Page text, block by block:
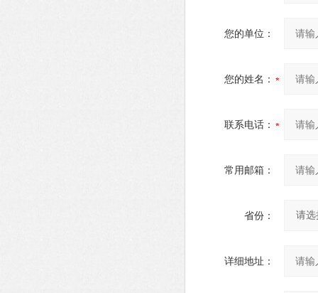
您的单位：
您的姓名：
联系电话：
常用邮箱：
省份：
详细地址：